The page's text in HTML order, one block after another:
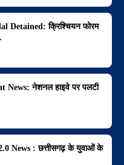
Detained: क्रिश्चियन फोरम
News: नेशनल हाइवे पर पलटी
News : छत्तीसगढ़ के युवाओं के